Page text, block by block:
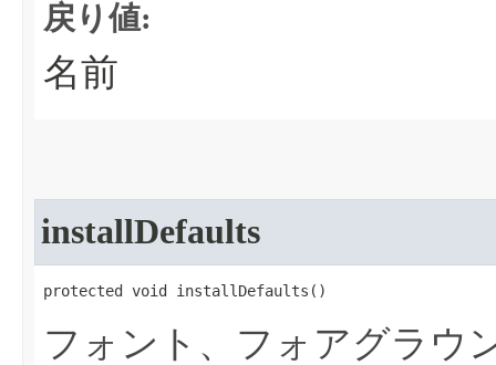
戻り値:
名前
installDefaults
protected void installDefaults​()
フォント、フォアグラウ